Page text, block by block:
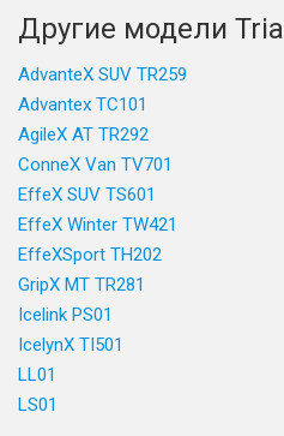
Другие модели
AdvanteX SUV TR259
Advantex TC101
AgileX AT TR292
ConneX Van TV701
EffeX SUV TS601
EffeX Winter TW421
EffeXSport TH202
GripX MT TR281
Icelink PS01
IcelynX TI501
LL01
LS01